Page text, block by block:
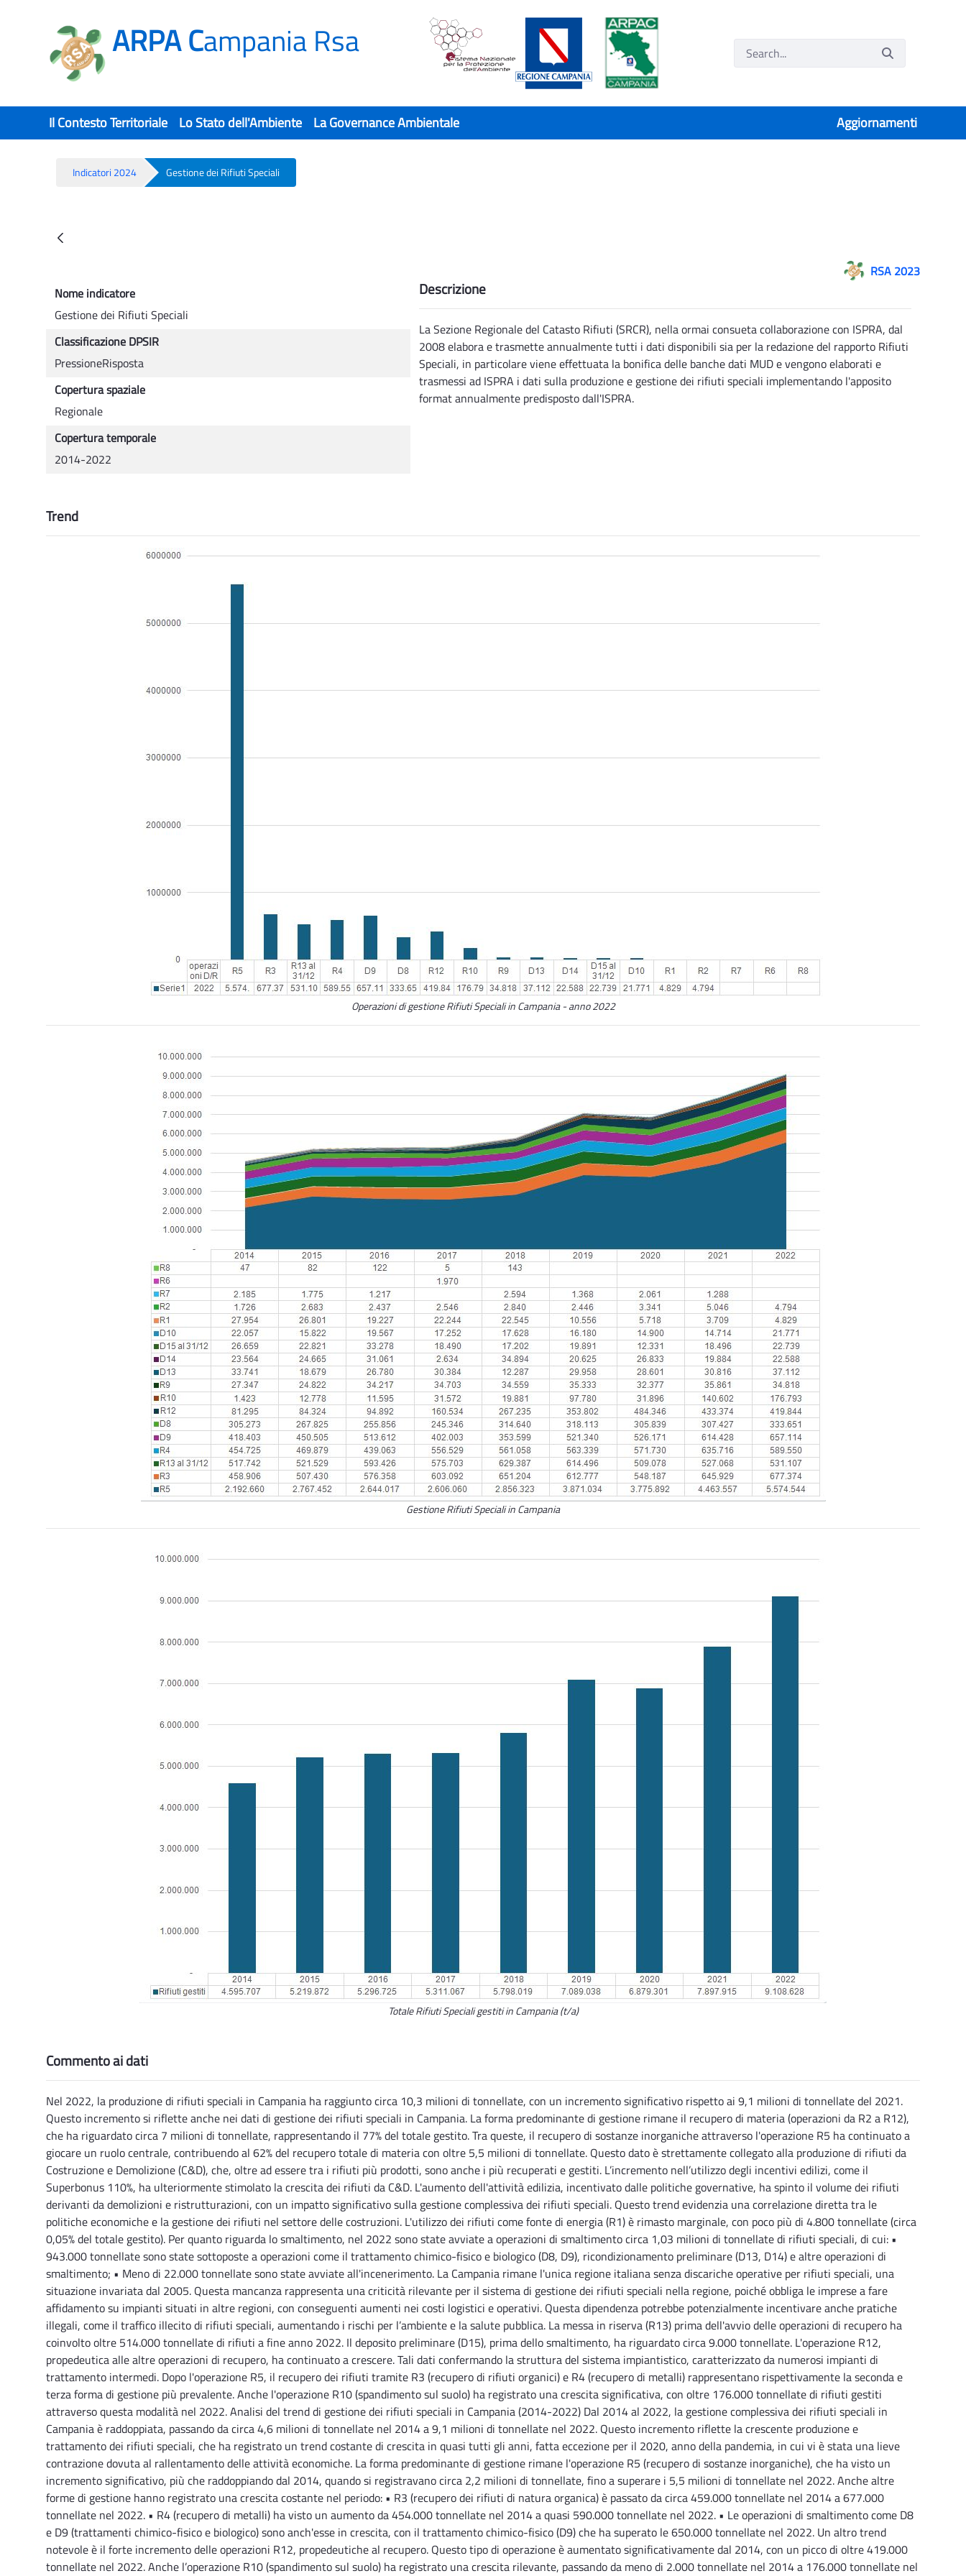
ARPA Campania Rsa
Il Contesto Territoriale Lo Stato dell'Ambiente La Governance Ambientale Aggiornamenti
Indicatori 2024 Gestione dei Rifiuti Speciali
RSA 2023
Nome indicatore
Gestione dei Rifiuti Speciali
Classificazione DPSIR
PressioneRisposta
Copertura spaziale
Regionale
Copertura temporale
2014-2022
Descrizione
La Sezione Regionale del Catasto Rifiuti (SRCR), nella ormai consueta collaborazione con ISPRA, dal
2008 elabora e trasmette annualmente tutti i dati disponibili sia per la redazione del rapporto Rifiuti
Speciali, in particolare viene effettuata la bonifica delle banche dati MUD e vengono elaborati e
trasmessi ad ISPRA i dati sulla produzione e gestione dei rifiuti speciali implementando l'apposito
format annualmente predisposto dall'ISPRA.
Trend
Operazioni di gestione Rifiuti Speciali in Campania - anno 2022
Gestione Rifiuti Speciali in Campania
Totale Rifiuti Speciali gestiti in Campania (t/a)
Commento ai dati
Nel 2022, la produzione di rifiuti speciali in Campania ha raggiunto circa 10,3 milioni di tonnellate, con un incremento significativo rispetto ai 9,1 milioni di tonnellate del 2021.
Questo incremento si riflette anche nei dati di gestione dei rifiuti speciali in Campania. La forma predominante di gestione rimane il recupero di materia (operazioni da R2 a R12),
che ha riguardato circa 7 milioni di tonnellate, rappresentando il 77% del totale gestito. Tra queste, il recupero di sostanze inorganiche attraverso l'operazione R5 ha continuato a
giocare un ruolo centrale, contribuendo al 62% del recupero totale di materia con oltre 5,5 milioni di tonnellate. Questo dato è strettamente collegato alla produzione di rifiuti da
Costruzione e Demolizione (C&D), che, oltre ad essere tra i rifiuti più prodotti, sono anche i più recuperati e gestiti. L’incremento nell’utilizzo degli incentivi edilizi, come il
Superbonus 110%, ha ulteriormente stimolato la crescita dei rifiuti da C&D. L'aumento dell'attività edilizia, incentivato dalle politiche governative, ha spinto il volume dei rifiuti
derivanti da demolizioni e ristrutturazioni, con un impatto significativo sulla gestione complessiva dei rifiuti speciali. Questo trend evidenzia una correlazione diretta tra le
politiche economiche e la gestione dei rifiuti nel settore delle costruzioni. L'utilizzo dei rifiuti come fonte di energia (R1) è rimasto marginale, con poco più di 4.800 tonnellate (circa
0,05% del totale gestito). Per quanto riguarda lo smaltimento, nel 2022 sono state avviate a operazioni di smaltimento circa 1,03 milioni di tonnellate di rifiuti speciali, di cui: •
943.000 tonnellate sono state sottoposte a operazioni come il trattamento chimico-fisico e biologico (D8, D9), ricondizionamento preliminare (D13, D14) e altre operazioni di
smaltimento; • Meno di 22.000 tonnellate sono state avviate all'incenerimento. La Campania rimane l'unica regione italiana senza discariche operative per rifiuti speciali, una
situazione invariata dal 2005. Questa mancanza rappresenta una criticità rilevante per il sistema di gestione dei rifiuti speciali nella regione, poiché obbliga le imprese a fare
affidamento su impianti situati in altre regioni, con conseguenti aumenti nei costi logistici e operativi. Questa dipendenza potrebbe potenzialmente incentivare anche pratiche
illegali, come il traffico illecito di rifiuti speciali, aumentando i rischi per l’ambiente e la salute pubblica. La messa in riserva (R13) prima dell'avvio delle operazioni di recupero ha
coinvolto oltre 514.000 tonnellate di rifiuti a fine anno 2022. Il deposito preliminare (D15), prima dello smaltimento, ha riguardato circa 9.000 tonnellate. L'operazione R12,
propedeutica alle altre operazioni di recupero, ha continuato a crescere. Tali dati confermando la struttura del sistema impiantistico, caratterizzato da numerosi impianti di
trattamento intermedi. Dopo l'operazione R5, il recupero dei rifiuti tramite R3 (recupero di rifiuti organici) e R4 (recupero di metalli) rappresentano rispettivamente la seconda e
terza forma di gestione più prevalente. Anche l'operazione R10 (spandimento sul suolo) ha registrato una crescita significativa, con oltre 176.000 tonnellate di rifiuti gestiti
attraverso questa modalità nel 2022. Analisi del trend di gestione dei rifiuti speciali in Campania (2014-2022) Dal 2014 al 2022, la gestione complessiva dei rifiuti speciali in
Campania è raddoppiata, passando da circa 4,6 milioni di tonnellate nel 2014 a 9,1 milioni di tonnellate nel 2022. Questo incremento riflette la crescente produzione e
trattamento dei rifiuti speciali, che ha registrato un trend costante di crescita in quasi tutti gli anni, fatta eccezione per il 2020, anno della pandemia, in cui vi è stata una lieve
contrazione dovuta al rallentamento delle attività economiche. La forma predominante di gestione rimane l'operazione R5 (recupero di sostanze inorganiche), che ha visto un
incremento significativo, più che raddoppiando dal 2014, quando si registravano circa 2,2 milioni di tonnellate, fino a superare i 5,5 milioni di tonnellate nel 2022. Anche altre
forme di gestione hanno registrato una crescita costante nel periodo: • R3 (recupero dei rifiuti di natura organica) è passato da circa 459.000 tonnellate nel 2014 a 677.000
tonnellate nel 2022. • R4 (recupero di metalli) ha visto un aumento da 454.000 tonnellate nel 2014 a quasi 590.000 tonnellate nel 2022. • Le operazioni di smaltimento come D8
e D9 (trattamenti chimico-fisico e biologico) sono anch'esse in crescita, con il trattamento chimico-fisico (D9) che ha superato le 650.000 tonnellate nel 2022. Un altro trend
notevole è il forte incremento delle operazioni R12, propedeutiche al recupero. Questo tipo di operazione è aumentato significativamente dal 2014, con un picco di oltre 419.000
tonnellate nel 2022. Anche l’operazione R10 (spandimento sul suolo) ha registrato una crescita rilevante, passando da meno di 2.000 tonnellate nel 2014 a 176.000 tonnellate nel